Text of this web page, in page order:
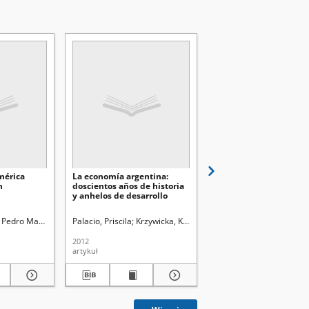
Manuel Krzywicka, Katarzyna. Red.
La economía argentina:
doscientos años de historia
y anhelos de desarrollo
Palacio, Priscila Krzywicka, Katarzyna. Red.
2012
artykuł